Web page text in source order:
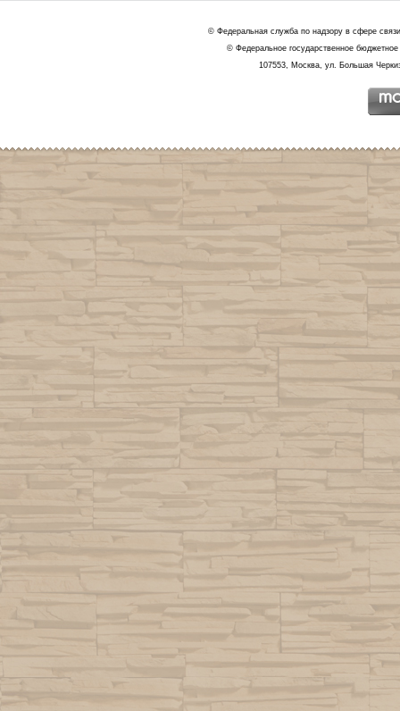
© Федеральная служба по надзору в сфере
© Федеральное государственное
107553, Москва, ул. Большая